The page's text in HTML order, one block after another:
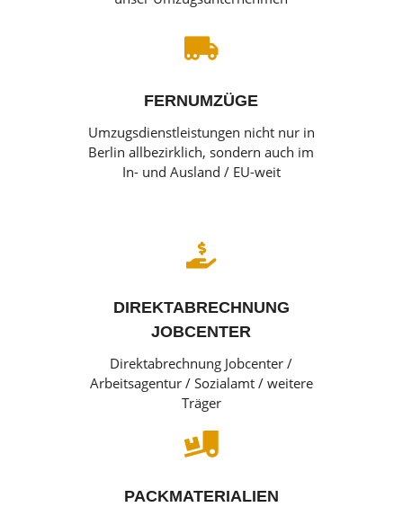

FERNUMZÜGE
Umzugsdienstleistungen nicht nur in
Berlin allbezirklich, sondern auch im
In- und Ausland / EU-weit

DIREKTABRECHNUNG
JOBCENTER
Direktabrechnung Jobcenter /
Arbeitsagentur / Sozialamt / weitere
Träger

PACKMATERIALIEN